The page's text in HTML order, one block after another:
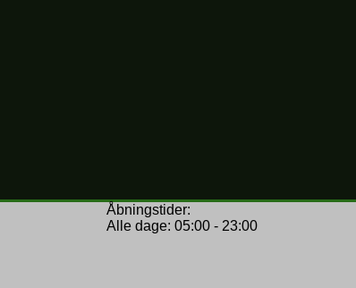
Åbningstider:
Alle dage: 05:00 - 23:00